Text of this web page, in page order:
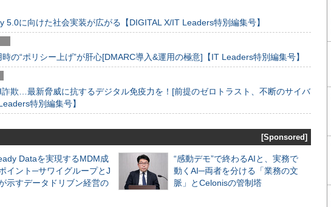
5.0に向けた社会実装が広がる【DIGITAL X/IT Leaders特別編集号】
の“ポリシー上げ”が肝心[DMARC導入&運用の極意]【IT Leaders特別編集号】
欺…最新脅威に抗するデジタル免疫力を！[前提のゼロトラスト、不断のサイバ
特別編集号】
[Sponsored]
Dataを実現するMDM成
イント─サワイグループとJ
示すデータドリブン経営の
“感動デモ”で終わるAIと、実務で
動くAI─両者を分ける「業務の文
脈」とCelonisの管制塔